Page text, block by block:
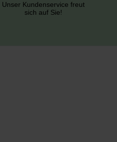
Unser Kundenservice freut
sich auf Sie!